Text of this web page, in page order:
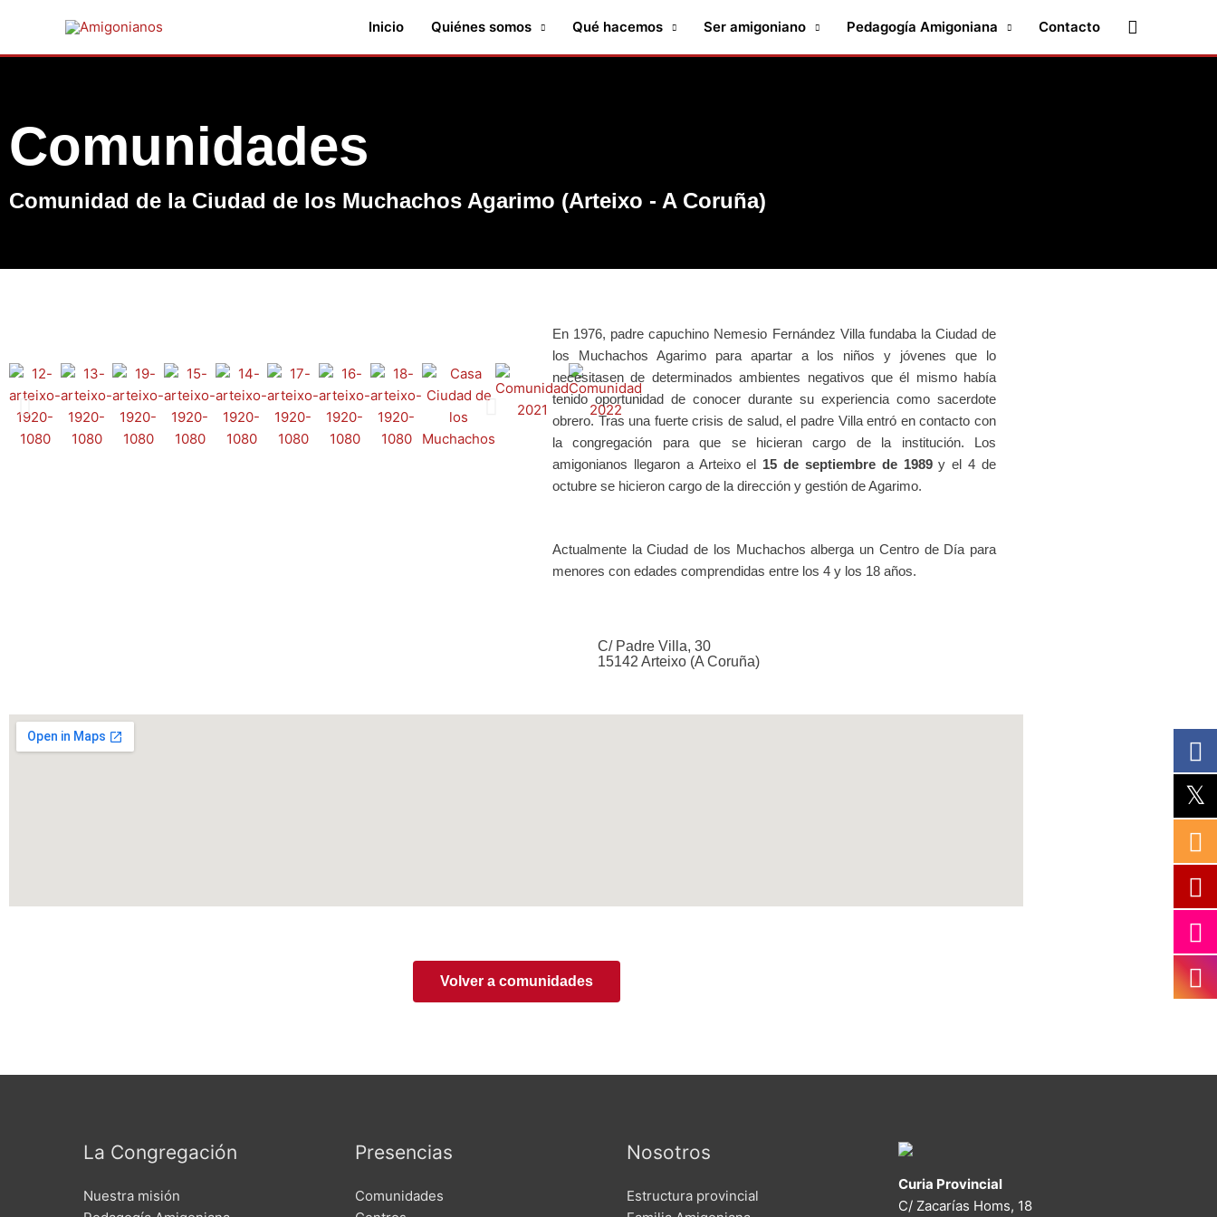
contenido
Inicio Quiénes somos Qué hacemos Ser amigoniano Pedagogía Amigoniana Contacto Buscar
Comunidades
Comunidad de la Ciudad de los Muchachos Agarimo (Arteixo - A Coruña)
En 1976, padre capuchino Nemesio Fernández Villa fundaba la Ciudad de
los Muchachos Agarimo
para apartar a los niños y jóvenes que lo
necesitasen de determinados ambientes negativos que él mismo había
tenido oportunidad de conocer durante su experiencia como sacerdote
obrero. Tras una fuerte crisis de salud, el padre Villa entró en contacto con
lacongregación para que se hicieran cargo de la institución. Los
amigonianos llegaron a Arteixo el 15 de septiembre de 1989y el 4 de
octubre se hicieron cargo de la dirección y gestión de Agarimo.
Actualmente la Ciudad de los Muchachos alberga un Centro de Día para
menores con edades comprendidas entre los 4 y los 18 años.
C/ Padre Villa, 30
15142 Arteixo (A Coruña)
Volver a comunidades
La Congregación
Nuestra misión
Presencias
Comunidades
Nosotros
Estructura provincial
Curia Provincial
C/ Zacarías Homs, 18